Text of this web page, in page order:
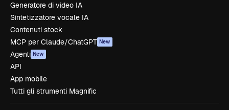
Generatore di video IA
Sintetizzatore vocale IA
Contenuti stock
MCP per Claude/ChatGPT New
Agenti New
API
App mobile
Tutti gli strumenti Magnific